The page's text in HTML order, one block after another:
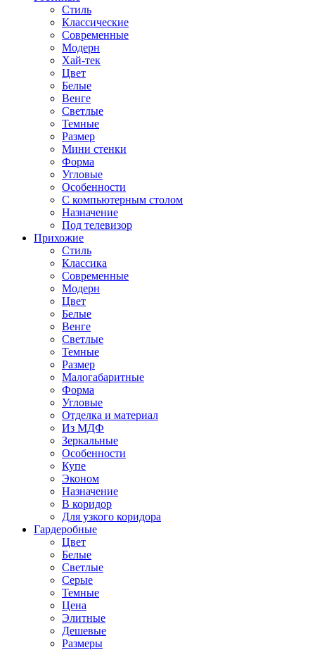
Стиль
Классические
Современные
Модерн
Хай-тек
Цвет
Белые
Венге
Светлые
Темные
Размер
Мини стенки
Форма
Угловые
Особенности
С компьютерным столом
Назначение
Под телевизор
Прихожие
Стиль
Классика
Современные
Модерн
Цвет
Белые
Венге
Светлые
Темные
Размер
Малогабаритные
Форма
Угловые
Отделка и материал
Из МДФ
Зеркальные
Особенности
Купе
Эконом
Назначение
В коридор
Для узкого коридора
Гардеробные
Цвет
Белые
Светлые
Серые
Темные
Цена
Элитные
Дешевые
Размеры